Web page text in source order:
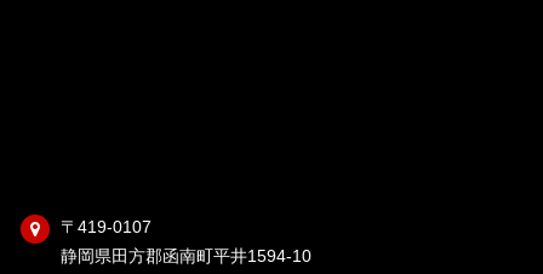
〒419-0107
静岡県田方郡函南町平井1594-10